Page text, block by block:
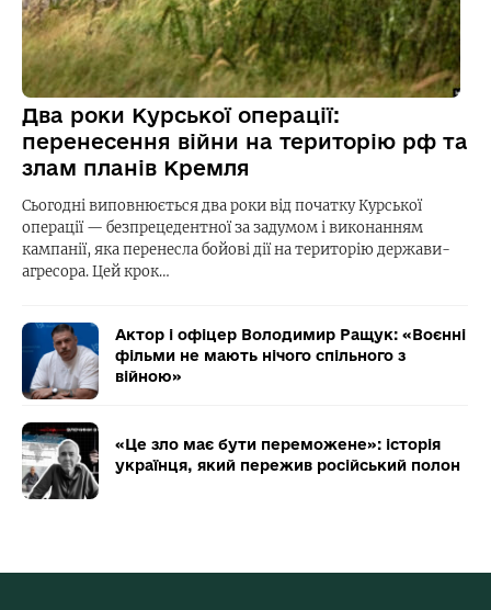
Два роки Курської операції:
перенесення війни на територію рф та
злам планів Кремля
Сьогодні виповнюється два роки від початку Курської
операції — безпрецедентної за задумом і виконанням
кампанії, яка перенесла бойові дії на територію держави-
агресора. Цей крок…
Актор і офіцер Володимир Ращук: «Воєнні
фільми не мають нічого спільного з
війною»
«Це зло має бути переможене»: історія
українця, який пережив російський полон